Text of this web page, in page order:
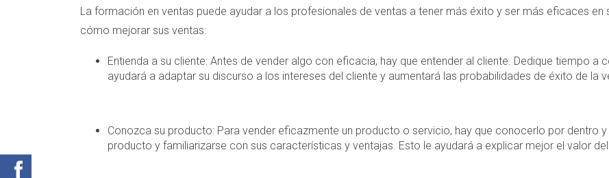
La formación en ventas puede ayudar a los profesionales de ventas a tener más éxito y ser más eficaces en
cómo mejorar sus ventas:
Entienda a su cliente: Antes de vender algo con eficacia, hay que entender al cliente. Dedique tiempo a
ayudará a adaptar su discurso a los intereses del cliente y aumentará las probabilidades de éxito de la
Conozca su producto: Para vender eficazmente un producto o servicio, hay que conocerlo por dentro
producto y familiarizarse con sus características y ventajas. Esto le ayudará a explicar mejor el valor